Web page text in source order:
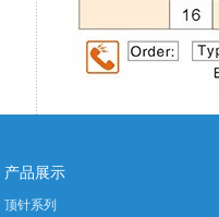
产品展示
顶针系列